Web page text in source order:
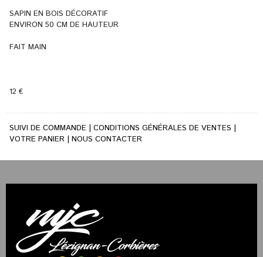
SAPIN EN BOIS DÉCORATIF
ENVIRON 50 CM DE HAUTEUR
FAIT MAIN
12 €
SUIVI DE COMMANDE | CONDITIONS GÉNÉRALES DE VENTES |
VOTRE PANIER | NOUS CONTACTER